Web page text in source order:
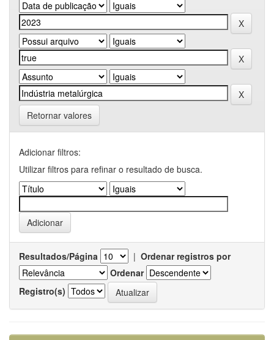
Retornar valores
Adicionar filtros:
Utilizar filtros para refinar o resultado de busca.
Resultados/Página | Ordenar registros por
Ordenar
Registro(s)